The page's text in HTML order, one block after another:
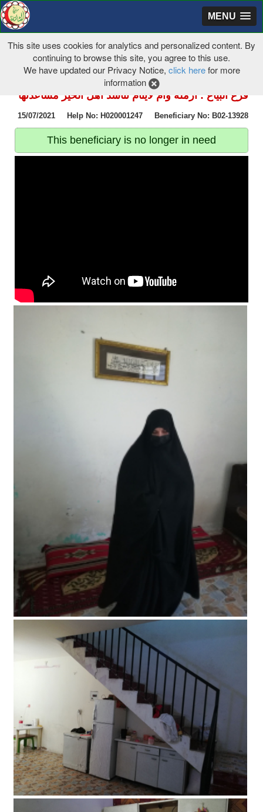
MENU
This site uses cookies for analytics and personalized content. By
continuing to browse this site, you agree to this use.
We have updated our Privacy Notice, click herefor more
information
فرع البياع : أرملة وأم لايتام تناشد اهل الخير مساعدتها
15/07/2021 Help No: H020001247 Beneficiary No: B02-13928
This beneficiary is no longer in need